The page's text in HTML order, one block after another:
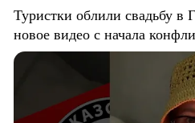
Туристки облили свадьбу в
новое видео с начала